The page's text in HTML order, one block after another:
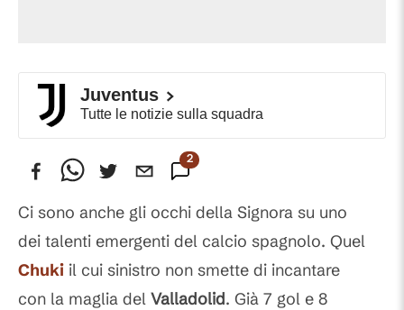
Juventus
Tutte le notizie sulla squadra
2
Ci sono anche gli occhi della Signora su uno
dei talenti emergenti del calcio spagnolo. Quel
Chuki il cui sinistro non smette di incantare
con la maglia del Valladolid. Già 7 gol e 8